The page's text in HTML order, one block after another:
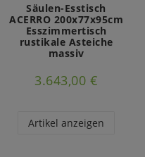
Säulen-Esstisch
ACERRO 200x77x95cm
Esszimmertisch
rustikale Asteiche
massiv
3.643,00 €
Artikel anzeigen